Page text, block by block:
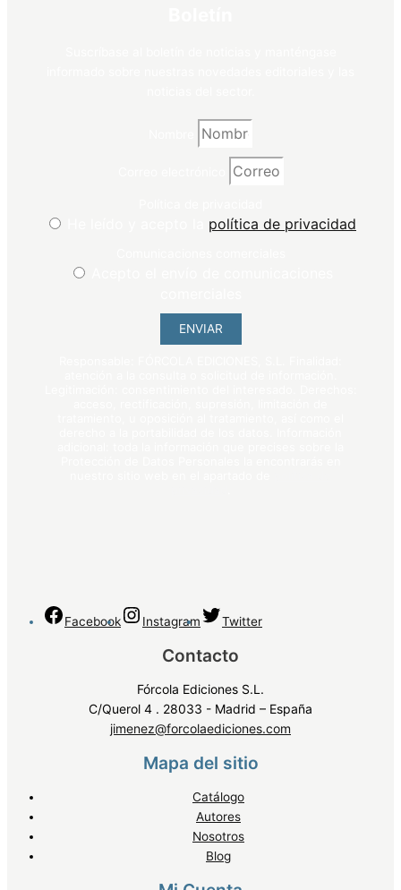
política de privacidad
ENVIAR
Facebook Instagram Twitter
Contacto
Fórcola Ediciones S.L.
C/Querol 4 . 28033 - Madrid – España
jimenez@forcolaediciones.com
Mapa del sitio
Catálogo
Autores
Nosotros
Blog